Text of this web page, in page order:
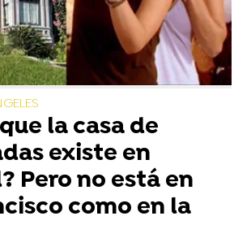
la casa de
existe en
Pero no está en
como en la